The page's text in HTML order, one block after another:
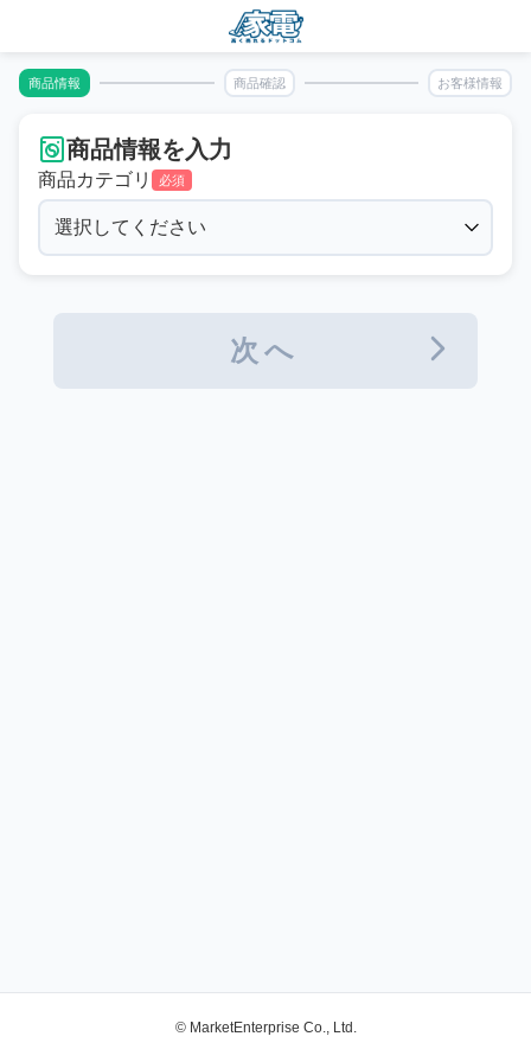
商品情報 商品確認 お客様情報
商品情報を入力
商品カテゴリ 必須
次へ
© MarketEnterprise Co., Ltd.